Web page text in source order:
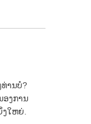
ານບໍ?
ອງການ
ໃຫຍ່.